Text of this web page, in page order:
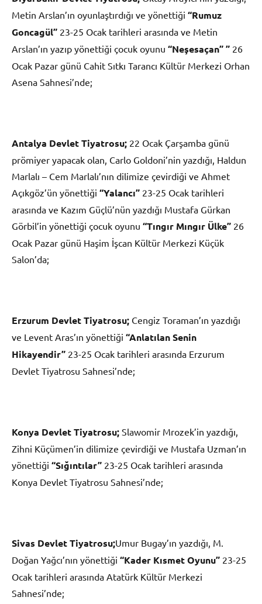
Metin Arslan’ın oyunlaştırdığı ve yönettiği “Rumuz
Goncagül” 23-25 Ocak tarihleri arasında ve Metin
Arslan’ın yazıp yönettiği çocuk oyunu “Neşesaçan” ” 26
Ocak Pazar günü Cahit Sıtkı Tarancı Kültür Merkezi Orhan
Asena Sahnesi’nde;
Antalya Devlet Tiyatrosu; 22 Ocak Çarşamba günü
prömiyer yapacak olan, Carlo Goldoni’nin yazdığı, Haldun
Marlalı – Cem Marlalı’nın dilimize çevirdiği ve Ahmet
Açıkgöz’ün yönettiği “Yalancı” 23-25 Ocak tarihleri
arasında ve Kazım Güçlü’nün yazdığı Mustafa Gürkan
Görbil’in yönettiği çocuk oyunu “Tıngır Mıngır Ülke” 26
Ocak Pazar günü Haşim İşcan Kültür Merkezi Küçük
Salon’da;
Erzurum Devlet Tiyatrosu; Cengiz Toraman’ın yazdığı
ve Levent Aras’ın yönettiği “Anlatılan Senin
Hikayendir” 23-25 Ocak tarihleri arasında Erzurum
Devlet Tiyatrosu Sahnesi’nde;
Konya Devlet Tiyatrosu; Slawomir Mrozek’in yazdığı,
Zihni Küçümen’in dilimize çevirdiği ve Mustafa Uzman’ın
yönettiği “Sığıntılar” 23-25 Ocak tarihleri arasında
Konya Devlet Tiyatrosu Sahnesi’nde;
Sivas Devlet Tiyatrosu;Umur Bugay’ın yazdığı, M.
Doğan Yağcı’nın yönettiği “Kader Kısmet Oyunu” 23-25
Ocak tarihleri arasında Atatürk Kültür Merkezi
Sahnesi’nde;